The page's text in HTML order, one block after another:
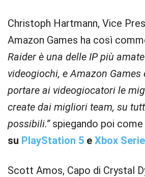
Christoph Hartmann, Vice
Amazon Games ha così
Raider è una delle IP più
videogiochi, e Amazon
portare ai videogiocatori le
create dai migliori team, su
possibili.”spiegando poi come
su PlayStation 5 e Xbox
Scott Amos, Capo di Crystal